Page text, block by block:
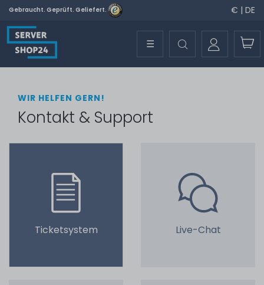
Gebraucht. Geprüft. Geliefert. € | DE
☰
WIR HELFEN GERN!
Kontakt & Support
Ticketsystem Live-Chat